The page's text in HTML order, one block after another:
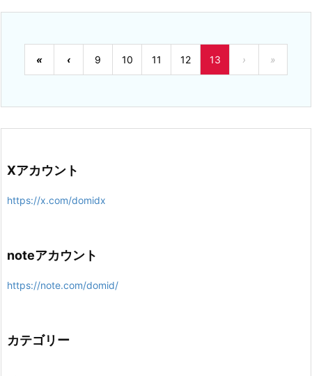
« ‹ 9 10 11 12 13 › »
Xアカウント
https://x.com/domidx
noteアカウント
https://note.com/domid/
カテゴリー